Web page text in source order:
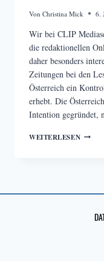
Von Christina Mick 6.
Wir bei CLIP
die redaktionellen
daher besonders
Zeitungen bei den
Österreich ein
erhebt. Die
Intention gegründet,
WEITERLESEN